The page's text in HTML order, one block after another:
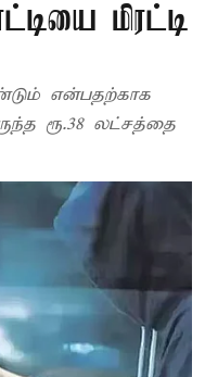
மிரட்டி
என்பதற்காக
ரூ.38 லட்சத்தை